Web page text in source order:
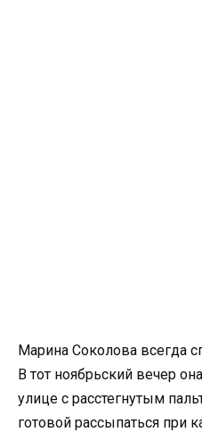
Марина Соколова всегда
В тот ноябрьский вечер
улице с расстегнутым
готовой рассыпаться при